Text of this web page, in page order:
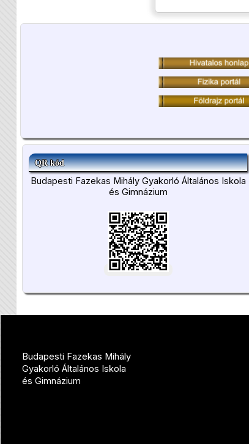
QR kód
Budapesti Fazekas Mihály Gyakorló Általános Iskola
és Gimnázium
Budapesti Fazekas Mihály
Gyakorló Általános Iskola
és Gimnázium